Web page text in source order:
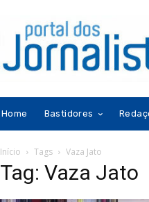
Home Bastidores
Início Tags Vaza Jato
Tag: Vaza Jato